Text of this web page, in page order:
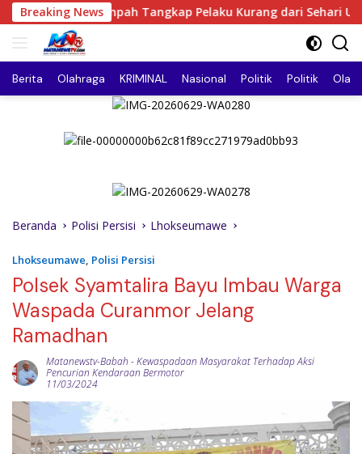
Langsung
ke
Breaking News
Rampah Tangkap Pelaku Kurang dari Sehari Usai Laporan
Berita Olahraga KRIMINAL Nasional Politik Politik
Beranda Polisi Persisi Lhokseumawe
Lhokseumawe, Polisi Persisi
Polsek Syamtalira Bayu Imbau Warga
Waspada Curanmor Jelang
Ramadhan
Matanewstv-Babah -Kewaspadaan Masyarakat Terhadap Aksi
Pencurian Kendaraan Bermotor
11/03/2024